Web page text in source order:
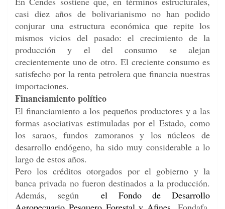
casi diez años de bolivarianismo no han podido
conjurar una estructura económica que repite los
mismos vicios del pasado: el crecimiento de la
producción y el del consumo se alejan
crecientemente uno de otro. El creciente consumo es
satisfecho por la renta petrolera que financia nuestras
importaciones.
Financiamiento político
El financiamiento a los pequeños productores y a las
formas asociativas estimuladas por el Estado, como
los saraos, fundos zamoranos y los núcleos de
desarrollo endógeno, ha sido muy considerable a lo
largo de estos años.
Pero los créditos otorgados por el gobierno y la
banca privada no fueron destinados a la producción.
Además, según
el Fondo de Desarrollo